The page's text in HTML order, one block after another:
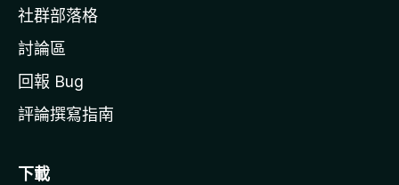
社群部落格
討論區
回報 Bug
評論撰寫指南
下載